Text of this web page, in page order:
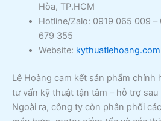
Hòa, TP.HCM
Hotline/Zalo: 0919 065 009
679 355
Website: kythuatlehoang.com
Lê Hoàng cam kết sản phẩm chính
tư vấn kỹ thuật tận tâm – hỗ trợ
Ngoài ra, công ty còn phân phối